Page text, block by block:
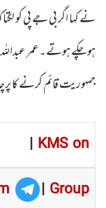
نے کہا اگر بی جے پی کو
ہوچکے ہوتے۔عمر
جمہوریت قائم کرنے کا
| KMS on
| Group